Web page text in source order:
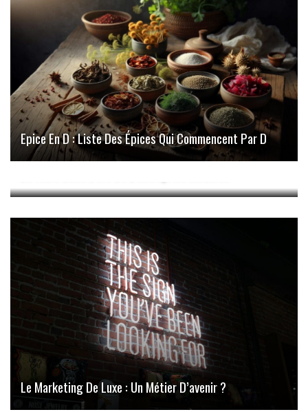
Epice En D : Liste Des Épices Qui Commencent Par D
Les Agapes En Restauration : Réinventer Le Plaisir De
Le Marketing De Luxe : Un Métier D’avenir ?